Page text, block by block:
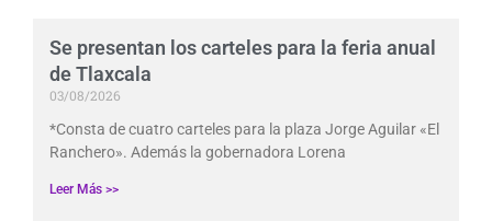
Se presentan los carteles para la feria anual
de Tlaxcala
03/08/2026
*Consta de cuatro carteles para la plaza Jorge Aguilar «El
Ranchero». Además la gobernadora Lorena
Leer Más >>